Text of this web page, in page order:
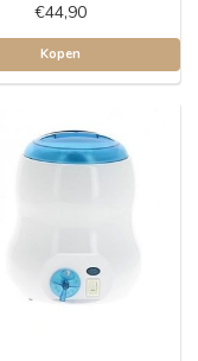
€44,90
Kopen